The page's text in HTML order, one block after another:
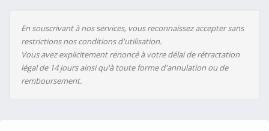
En souscrivant à nos services, vous reconnaissez accepter sans
restrictions nos conditions d'utilisation.
Vous avez explicitement renoncé à votre délai de rétractation
légal de 14 jours ainsi qu'à toute forme d'annulation ou de
remboursement.